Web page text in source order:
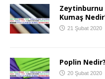
Zeytinburnu
Kumaş
21 Şubat 2020
Poplin
20 Şubat 2020